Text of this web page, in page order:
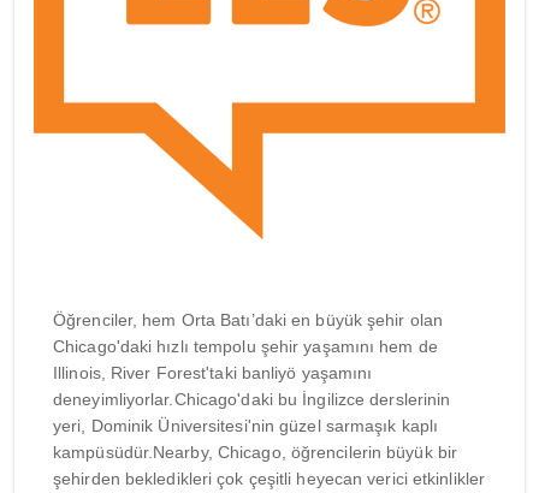
Öğrenciler, hem Orta Batı’daki en büyük şehir olan
Chicago'daki hızlı tempolu şehir yaşamını hem de
Illinois, River Forest'taki banliyö yaşamını
deneyimliyorlar.Chicago'daki bu İngilizce derslerinin
yeri, Dominik Üniversitesi'nin güzel sarmaşık kaplı
kampüsüdür.Nearby, Chicago, öğrencilerin büyük bir
şehirden bekledikleri çok çeşitli heyecan verici etkinlikler